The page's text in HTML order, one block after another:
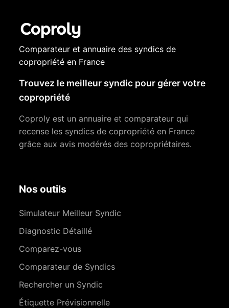
Comparateur et annuaire des syndics de
copropriété en France
Trouvez le meilleur syndic pour gérer votre
copropriété
Coproly est un annuaire et comparateur qui
recense les syndics de copropriété en France
grâce aux avis modérés des copropriétaires.
Nos outils
Simulateur Meilleur Syndic
Diagnostic Détaillé
Comparez-vous
Comparateur de Syndics
Rechercher un Syndic
Étiquette Prévisionnelle